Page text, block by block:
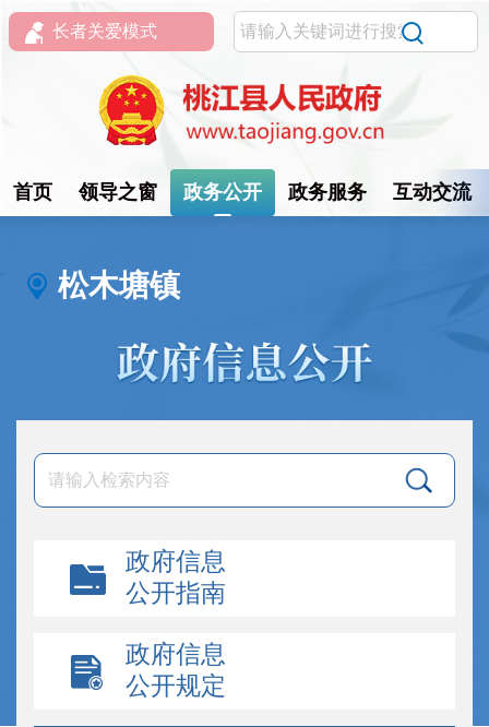
长者关爱模式
首页 领导之窗 政务公开 政务服务 互动交流
松木塘镇
政府信息
公开指南
政府信息
公开规定